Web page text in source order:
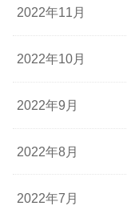
2022年11月
2022年10月
2022年9月
2022年8月
2022年7月